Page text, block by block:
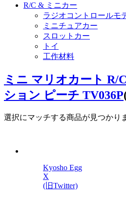
R/C & ミニカー
ラジオコントロールモ
ミニチュアカー
スロットカー
トイ
工作材料
ミニ マリオカート R/
ション ピーチ TV036P
選択にマッチする商品が見つかり
Kyosho Egg
X
(旧Twitter)